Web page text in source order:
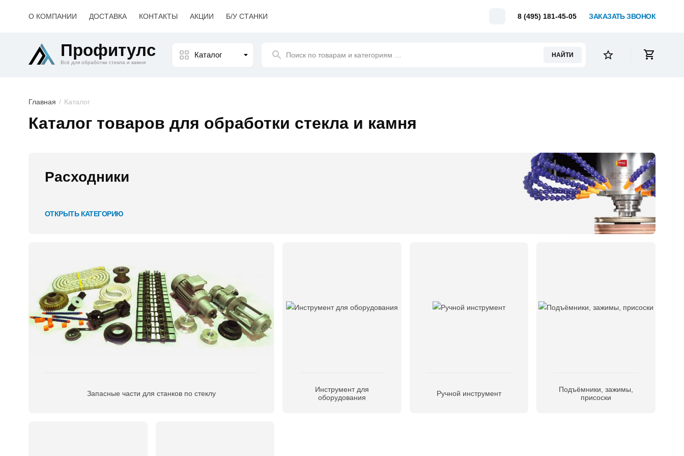
Профитулс
Всё для обработки стекла и камня
Каталог Поиск по товарам и категориям НАЙТИ
О КОМПАНИИ ДОСТАВКА КОНТАКТЫ АКЦИИ Б/У СТАНКИ Telegram8 (495) 181-45-05 ЗАКАЗАТЬ ЗВОНОК
Главная Каталог
Каталог товаров для обработки стекла и камня
категорий
Расходники
ОТКРЫТЬ КАТЕГОРИЮ
Запасные части для станков по стеклу
Инструмент для
оборудования
Ручной инструмент
Подъёмники, зажимы,
присоски